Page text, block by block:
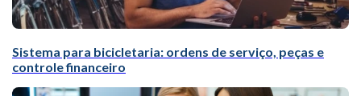
Sistema para bicicletaria: ordens de serviço, peças e
controle financeiro